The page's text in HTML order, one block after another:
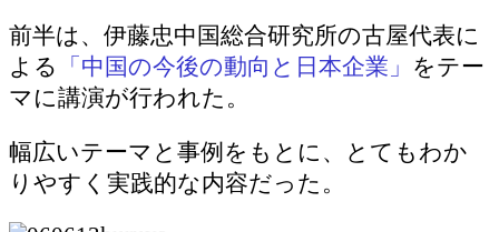
前半は、伊藤忠中国総合研究所の古屋代表に
よる
「中国の今後の動向と日本企業」 をテー
マに講演が行われた。
幅広いテーマと事例をもとに、とてもわか
りやすく実践的な内容だった。